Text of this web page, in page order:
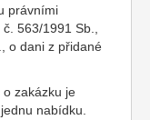
právními
563/1991 Sb.,
o dani z přidané
o zakázku je
nabídku.